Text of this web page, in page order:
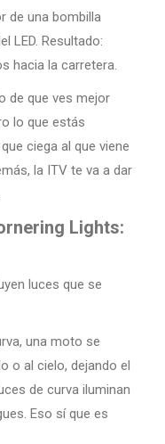
de una bombilla
LED. Resultado:
hacia la carretera.
de que ves mejor
lo que estás
ciega al que viene
la ITV te va a dar
Lights:
luces que se
una moto se
o al cielo, dejando el
de curva iluminan
Eso sí que es